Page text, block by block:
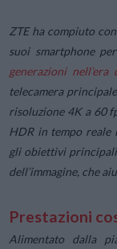
ZTE ha compiuto
suoi smartphone
generazioni nell’era
telecamera
risoluzione 4K a 60
HDR in tempo
gli obiettivi
dell’immagine, che
Prestazioni
Alimentato dalla